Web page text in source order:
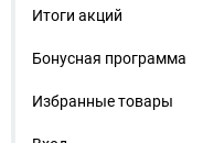
Итоги акций
Бонусная программа
Избранные товары